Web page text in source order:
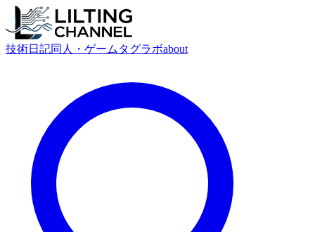
技術日記同人・ゲーム タグラボabout